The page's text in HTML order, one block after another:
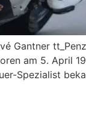
Gantner
am 5. April
Spezialist